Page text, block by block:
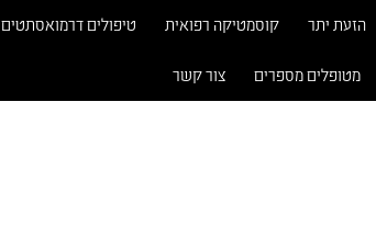
הזעת יתר קוסמטיקה רפואית טיפולים דרמואסתטים
מטופלים מספרים צור קשר